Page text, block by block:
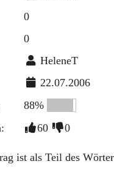
0
0
HeleneT
22.07.2006
88%
60 0
ist als Teil des